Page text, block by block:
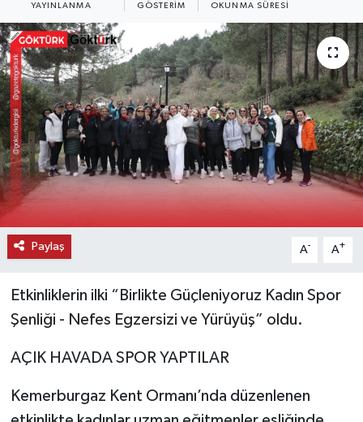
YAYINLANMA GÖSTERIM OKUNMA SÜRESI
Paylaş A- A+
Etkinliklerin ilki “Birlikte Güçleniyoruz Kadın Spor
Şenliği - Nefes Egzersizi ve Yürüyüş” oldu.
AÇIK HAVADA SPOR YAPTILAR
Kemerburgaz Kent Ormanı’nda düzenlenen
KÜLTÜR - SANAT
MAGAZİN
ÖZEL HABER
SAĞLIK
SPOR
YAŞAM